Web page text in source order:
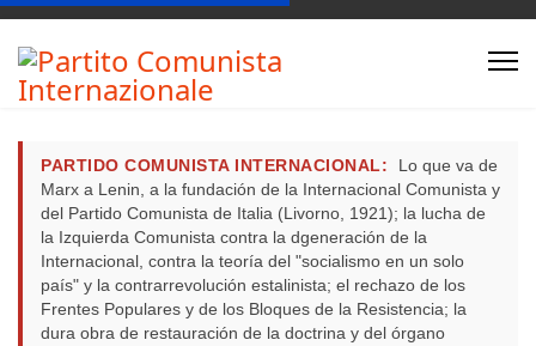
PARTIDO COMUNISTA INTERNACIONAL:
Lo que va de
Marx a Lenin, a la fundación de la Internacional Comunista y
del Partido Comunista de Italia (Livorno, 1921); la lucha de
la Izquierda Comunista contra la dgeneración de la
Internacional, contra la teoría del "socialismo en un solo
país" y la contrarrevolución estalinista; el rechazo de los
Frentes Populares y de los Bloques de la Resistencia; la
dura obra de restauración de la doctrina y del órgano